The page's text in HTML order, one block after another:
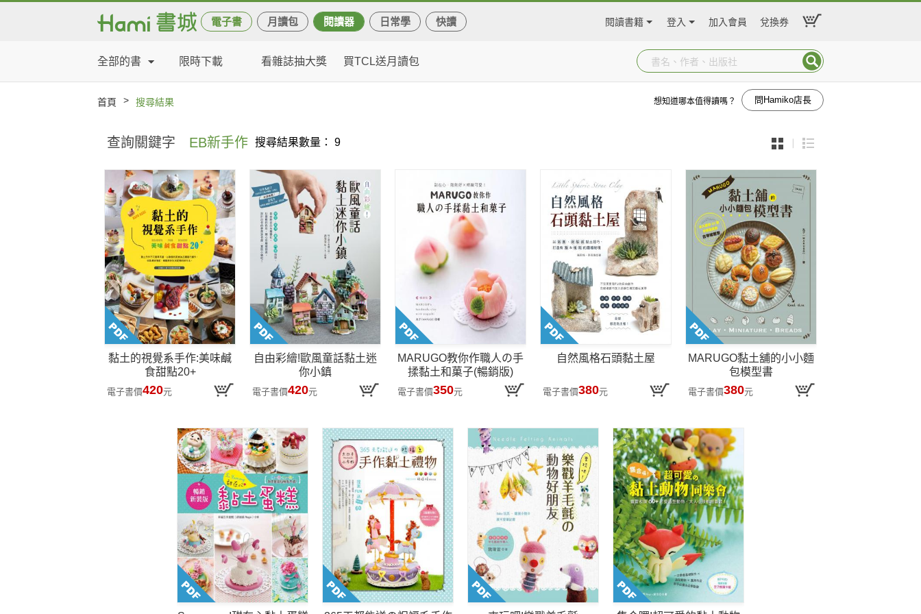
電子書 月讀包 閱讀器 日常學 快讀 閱讀書籍 登入 加入會員 兌換券
全部的書 限時下載 看雜誌抽大獎 買TCL送月讀包
首頁 > 搜尋結果 想知道哪本值得讀嗎？ 問Hamiko店長
查詢關鍵字 EB新手作 搜尋結果數量： 9
黏土的視覺系手作:美味鹹
食甜點20+
電子書價420元
自由彩繪!歐風童話黏土迷
你小鎮
電子書價420元
MARUGO教你作職人の手
揉黏土和菓子(暢銷版)
電子書價350元
自然風格石頭黏土屋
電子書價380元
MARUGO黏土舖的小小麵
包模型書
電子書價380元